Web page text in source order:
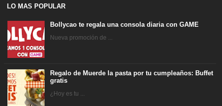
LO MAS POPULAR
Bollycao te regala una consola diaria con GAME
Nueva promoción de ...
Regalo de Muerde la pasta por tu cumpleaños: Buffet
gratis
¿Hoy es tu ...